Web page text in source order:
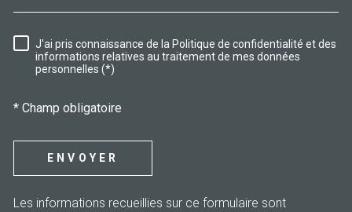
RÈGLEMENTATION
J'ai pris connaissance de la Politique de confidentialité et des
informations relatives au traitement de mes données
personnelles (*)
* Champ obligatoire
ENVOYER
Les informations recueillies sur ce formulaire sont